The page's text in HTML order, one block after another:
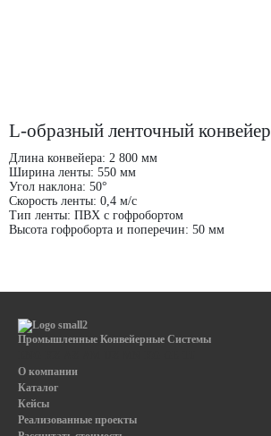
L-образный ленточный конвейер
Длина конвейера: 2 800 мм
Ширина ленты: 550 мм
Угол наклона: 50°
Скорость ленты: 0,4 м/с
Тип ленты: ПВХ с гофробортом
Высота гофроборта и поперечин: 50 мм
Промышленные Конвейерные Системы
О компании
Каталог
Кейсы
Реализованные проекты